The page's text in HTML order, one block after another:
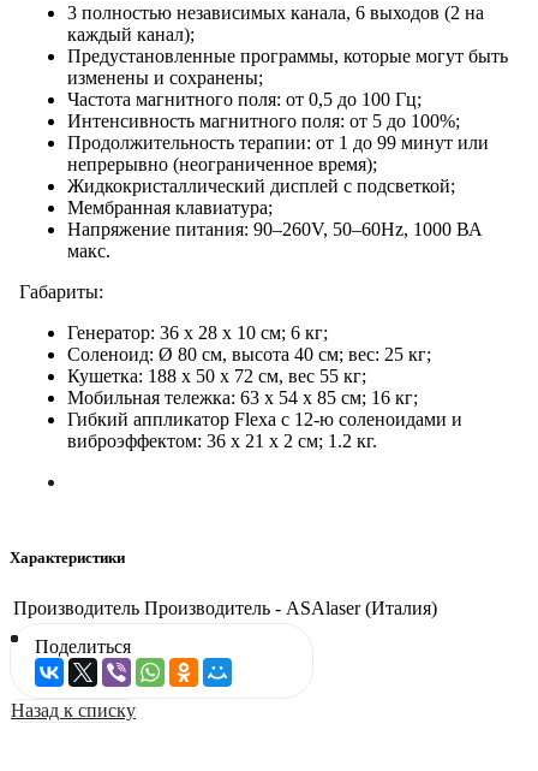
3 полностью независимых канала, 6 выходов (2 на
каждый канал);
Предустановленные программы, которые могут быть
изменены и сохранены;
Частота магнитного поля: от 0,5 до 100 Гц;
Интенсивность магнитного поля: от 5 до 100%;
Продолжительность терапии: от 1 до 99 минут или
непрерывно (неограниченное время);
Жидкокристаллический дисплей с подсветкой;
Мембранная клавиатура;
Напряжение питания: 90–260V, 50–60Hz, 1000 ВА
макс.
Габариты:
Генератор: 36 x 28 x 10 см; 6 кг;
Соленоид: Ø 80 см, высота 40 см; вес: 25 кг;
Кушетка: 188 x 50 x 72 см, вес 55 кг;
Мобильная тележка: 63 x 54 x 85 см; 16 кг;
Гибкий аппликатор Flexa с 12-ю соленоидами и
виброэффектом: 36 x 21 x 2 см; 1.2 кг.
Характеристики
Производитель Производитель - ASAlaser (Италия)
Поделиться
Назад к списку